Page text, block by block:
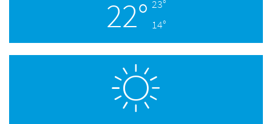
22° 23°
14°